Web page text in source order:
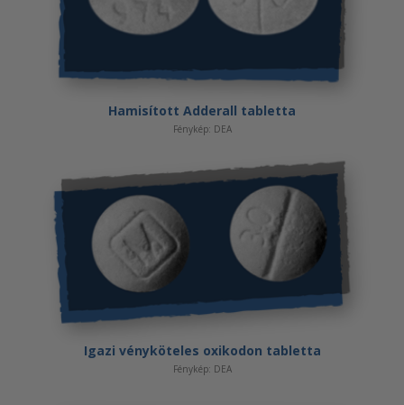
Hamisított Adderall tabletta
Fénykép: DEA
Igazi vényköteles oxikodon tabletta
Fénykép: DEA